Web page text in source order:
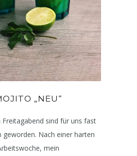
„NEU“
Freitagabend sind für uns fast
geworden. Nach einer harten
mein